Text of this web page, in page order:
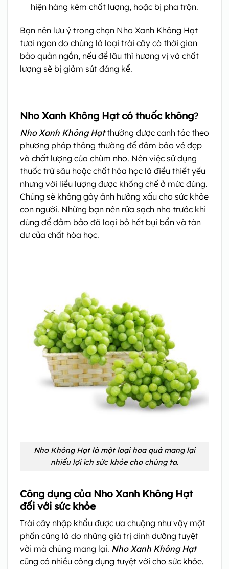
hiện hàng kém chất lượng, hoặc bị pha trộn.
Bạn nên lưu ý trong chọn Nho Xanh Không Hạt
tươi ngon do chúng là loại trái cây có thời gian
bảo quản ngắn, nếu để lâu thì hương vị và chất
lượng sẽ bị giảm sút đáng kể.
Nho Xanh Không Hạt có thuốc không?
Nho Xanh Không Hạtthường được canh tác theo
phương pháp thông thường để đảm bảo vẻ đẹp
và chất lượng của chùm nho. Nên việc sử dụng
thuốc trừ sâu hoặc chất hóa học là điều thiết yếu
nhưng với liều lượng được khống chế ở mức đúng.
Chúng sẽ không gây ảnh hưởng xấu cho sức khỏe
con người. Những bạn nên rửa sạch nho trước khi
dùng để đảm bảo đã loại bỏ hết bụi bẩn và tàn
dư của chất hóa học.
Nho Không Hạt là một loại hoa quả mang lại
nhiều lợi ích sức khỏe cho chúng ta.
Công dụng của Nho Xanh Không Hạt
đối với sức khỏe
Trái cây nhập khẩu được ưa chuộng như vậy một
phần cũng là do những giá trị dinh dưỡng tuyệt
vời mà chúng mang lại. Nho Xanh Không Hạt
cũng có nhiều công dụng tuyệt vời cho sức khỏe.